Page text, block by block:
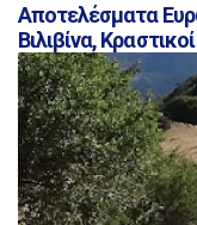
Αποτελέσματα
Βιλιβίνα, Κραστικοί